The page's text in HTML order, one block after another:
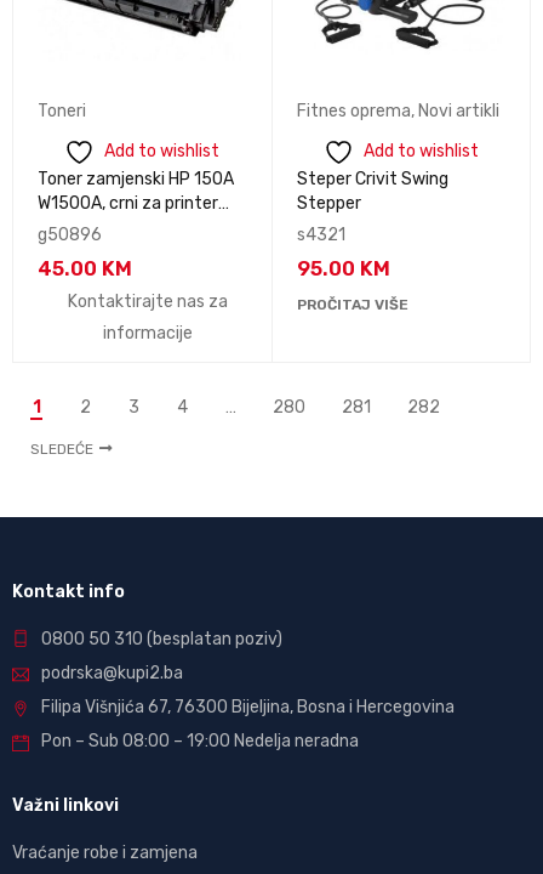
Toneri
Add to wishlist
Toner zamjenski HP 150A
W1500A, crni za printer
M111/M141 sa čipom
g50896
45.00 KM
Kontaktirajte nas za
informacije
Fitnes oprema, Novi artikli
Add to wishlist
Steper Crivit Swing
Stepper
s4321
95.00 KM
PROČITAJ VIŠE
1 2 3 4 … 280 281 282
SLEDEĆE
Kontakt info
0800 50 310 (besplatan poziv)
podrska@kupi2.ba
Filipa Višnjića 67, 76300 Bijeljina, Bosna i Hercegovina
Pon – Sub 08:00 – 19:00 Nedelja neradna
Važni linkovi
Vraćanje robe i zamjena